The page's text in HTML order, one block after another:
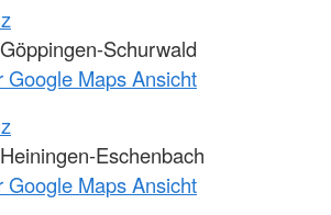
Schurwald
Google Maps Ansicht
Eschenbach
Google Maps Ansicht